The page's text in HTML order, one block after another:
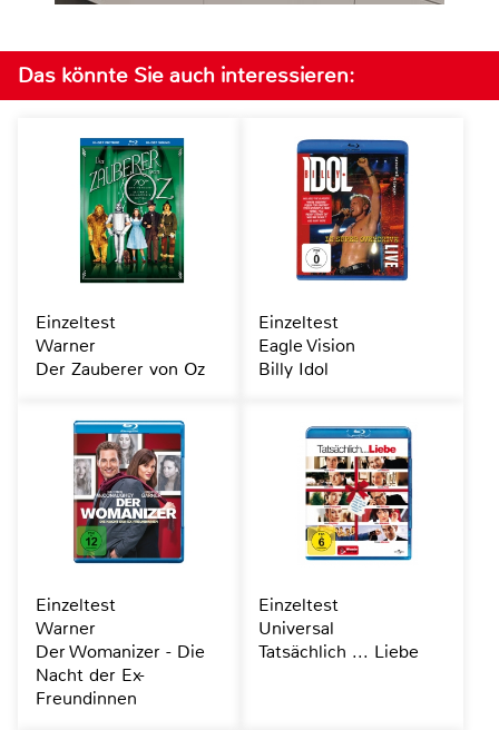
Das könnte Sie auch interessieren:
Einzeltest
Warner
Der Zauberer von Oz
Einzeltest
Eagle Vision
Billy Idol
Einzeltest
Warner
Der Womanizer - Die
Nacht der Ex-
Freundinnen
Einzeltest
Universal
Tatsächlich ... Liebe